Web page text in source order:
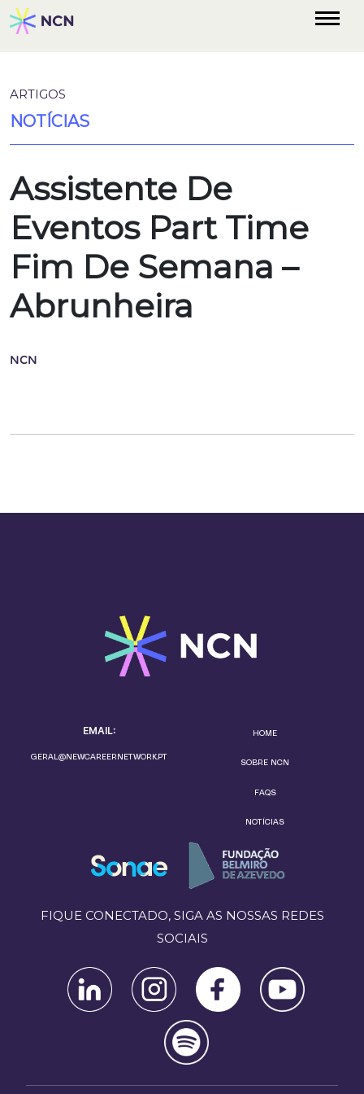
ARTIGOS
NOTÍCIAS
Assistente De
Eventos Part Time
Fim De Semana –
Abrunheira
NCN
EMAIL:
GERAL@NEWCAREERNETWORK.PT
HOME
SOBRE NCN
FAQS
NOTÍCIAS
FIQUE CONECTADO, SIGA AS NOSSAS REDES
SOCIAIS